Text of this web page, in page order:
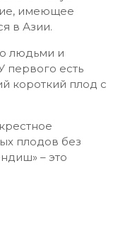
имеющее
в Азии.
людьми и
первого есть
короткий плод с
плодов без
– это